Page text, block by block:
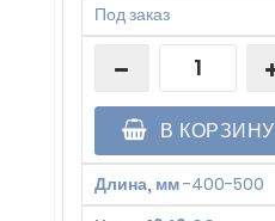
Под заказ
В КОРЗИНУ
Длина, мм-400-500